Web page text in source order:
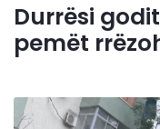
Durrësi
pemët